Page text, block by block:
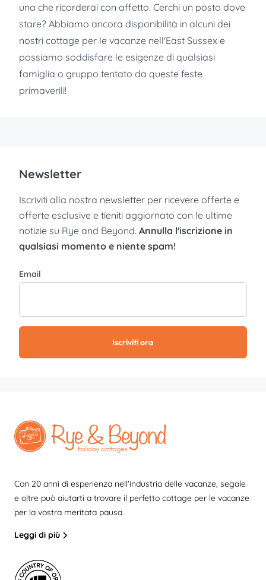
una che ricorderai con affetto. Cerchi un posto dove
stare? Abbiamo ancora disponibilità in alcuni dei
nostri cottage per le vacanze nell'East Sussex e
possiamo soddisfare le esigenze di qualsiasi
famiglia o gruppo tentato da queste feste
primaverili!
Newsletter
Iscriviti alla nostra newsletter per ricevere offerte e
offerte esclusive e tieniti aggiornato con le ultime
notizie su Rye and Beyond. Annulla l'iscrizione in
qualsiasi momento e niente spam!
Email
Iscriviti ora
Con 20 anni di esperienza nell'industria delle vacanze, segale
e oltre può aiutarti a trovare il perfetto cottage per le vacanze
per la vostra meritata pausa
Leggi di più